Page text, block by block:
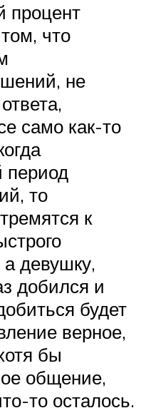
процент
что
не
само как-то
период
то
к
девушку,
добился и
будет
верное,
бы
общение,
то осталось.